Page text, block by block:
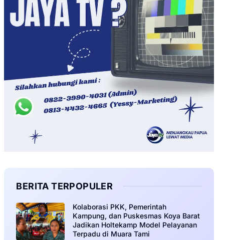
BERITA TERPOPULER
Kolaborasi PKK, Pemerintah
Kampung, dan Puskesmas Koya Barat
Jadikan Holtekamp Model Pelayanan
Terpadu di Muara Tami